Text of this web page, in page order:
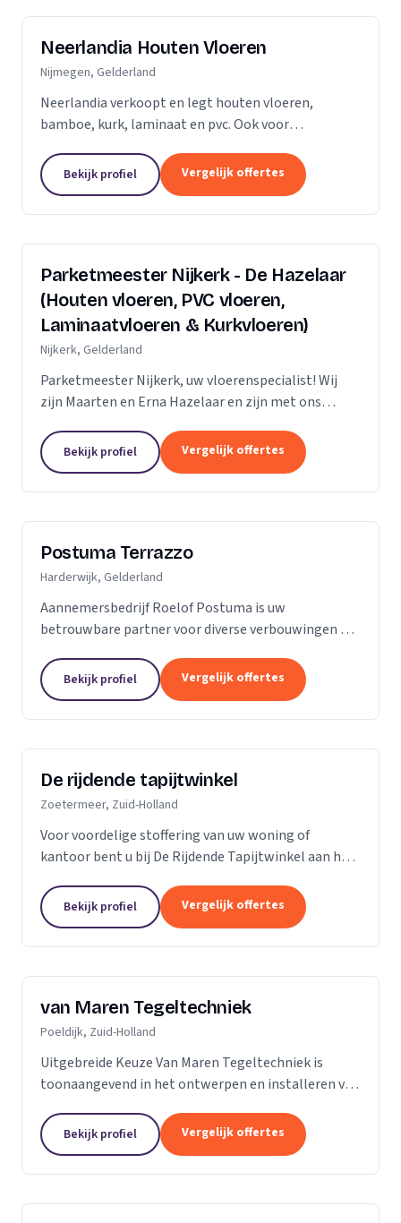
Neerlandia Houten Vloeren
Nijmegen, Gelderland
Neerlandia verkoopt en legt houten vloeren,
bamboe, kurk, laminaat en pvc. Ook voor
kunt u bij ons terecht! Neerlandia is een
familiebedrijf in Nijmegen...
Bekijk profiel Vergelijk offertes
Parketmeester Nijkerk - De Hazelaar
(Houten vloeren, PVC vloeren,
Laminaatvloeren & Kurkvloeren)
Nijkerk, Gelderland
Parketmeester Nijkerk, uw vloerenspecialist! Wij
zijn Maarten en Erna Hazelaar en zijn met ons
aangesloten, omdat deze organisatie staat voor
zelfstandige...
Bekijk profiel Vergelijk offertes
Postuma Terrazzo
Harderwijk, Gelderland
Aannemersbedrijf Roelof Postuma is uw
betrouwbare partner voor diverse verbouwingen en
om het verbouwen van badkamers, het plaatsen van
dakkapellen,...
Bekijk profiel Vergelijk offertes
De rijdende tapijtwinkel
Zoetermeer, Zuid-Holland
Voor voordelige stoffering van uw woning of
kantoor bent u bij De Rijdende Tapijtwinkel aan het
thuis met ons uitgebreide 'up to date' collectie...
Bekijk profiel Vergelijk offertes
van Maren Tegeltechniek
Poeldijk, Zuid-Holland
Uitgebreide Keuze Van Maren Tegeltechniek is
toonaangevend in het ontwerpen en installeren van
een aantrekkelijke prijs. Bij ons treft u een...
Bekijk profiel Vergelijk offertes